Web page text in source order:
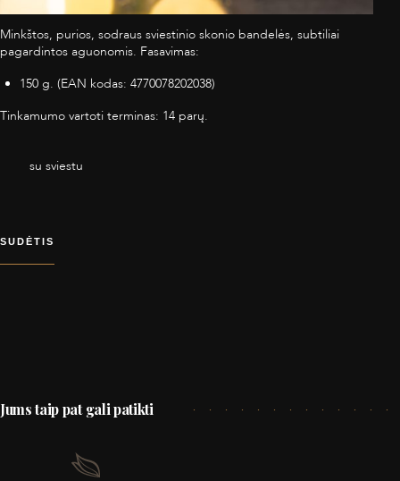
Minkštos, purios, sodraus sviestinio skonio bandelės, subtiliai
pagardintos aguonomis. Fasavimas:
150 g. (EAN kodas: 4770078202038)
Tinkamumo vartoti terminas: 14 parų.
su sviestu
SUDĖTIS
Jums taip pat gali patikti